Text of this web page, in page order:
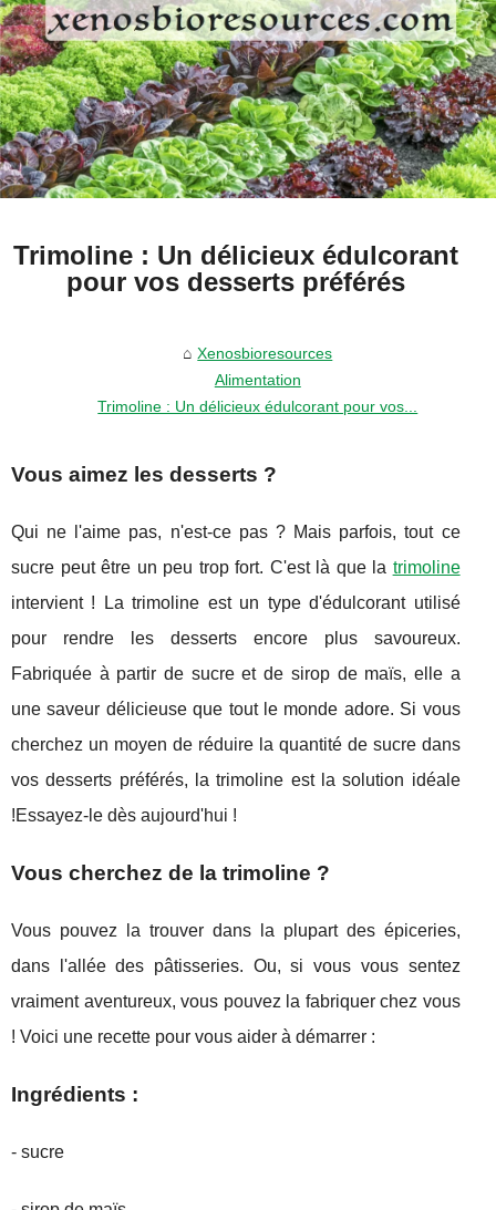
Trimoline : Un délicieux édulcorant
pour vos desserts préférés
Xenosbioresources
Alimentation
Trimoline : Un délicieux édulcorant pour vos...
Vous aimez les desserts ?
Qui ne l'aime pas, n'est-ce pas ? Mais parfois, tout ce
sucre peut être un peu trop fort. C'est là que la trimoline
intervient ! La trimoline est un type d'édulcorant utilisé
pour rendre les desserts encore plus savoureux.
Fabriquée à partir de sucre et de sirop de maïs, elle a
une saveur délicieuse que tout le monde adore. Si vous
cherchez un moyen de réduire la quantité de sucre dans
vos desserts préférés, la trimoline est la solution idéale
!Essayez-le dès aujourd'hui !
Vous cherchez de la trimoline ?
Vous pouvez la trouver dans la plupart des épiceries,
dans l'allée des pâtisseries. Ou, si vous vous sentez
vraiment aventureux, vous pouvez la fabriquer chez vous
! Voici une recette pour vous aider à démarrer :
Ingrédients :
- sucre